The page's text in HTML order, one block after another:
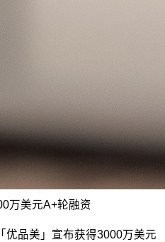
万美元A+轮融资
优品美」宣布获得3000万美元